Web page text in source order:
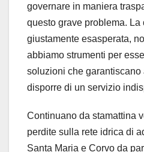
governare in maniera
questo grave problema. La
giustamente esasperata,
abbiamo strumenti per
soluzioni che
disporre di un servizio
Continuano da stamattina
perdite sulla rete idrica di
Santa Maria e Corvo da